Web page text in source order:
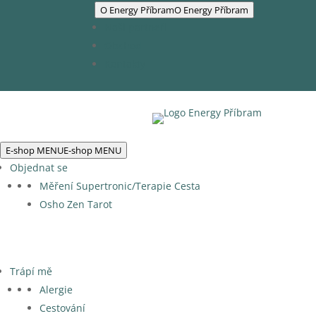
O Energy PříbramO Energy Příbram
E-shop MENUE-shop MENU
Objednat se
Měření Supertronic/Terapie Cesta
Osho Zen Tarot
Trápí mě
Alergie
Cestování